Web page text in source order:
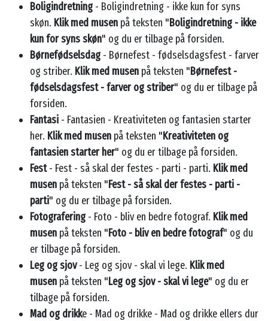
Boligindretning - Boligindretning - ikke kun for syns
skøn. Klik med musen på teksten "Boligindretning - ikke
kun for syns skøn" og du er tilbage på forsiden.
Børnefødselsdag - Børnefest - fødselsdagsfest - farver
og striber. Klik med musen på teksten "Børnefest -
fødselsdagsfest - farver og striber" og du er tilbage på
forsiden.
Fantasi - Fantasien - Kreativiteten og fantasien starter
her. Klik med musen på teksten "Kreativiteten og
fantasien starter her" og du er tilbage på forsiden.
Fest- Fest - så skal der festes - parti - parti. Klik med
musen på teksten "Fest - så skal der festes - parti -
parti" og du er tilbage på forsiden.
Fotografering - Foto - bliv en bedre fotograf. Klik med
musen på teksten "Foto - bliv en bedre fotograf" og du
er tilbage på forsiden.
Leg og sjov- Leg og sjov - skal vi lege. Klik med
musen på teksten "Leg og sjov - skal vi lege" og du er
tilbage på forsiden.
Mad og drikke - Mad og drikke - Mad og drikke ellers dur